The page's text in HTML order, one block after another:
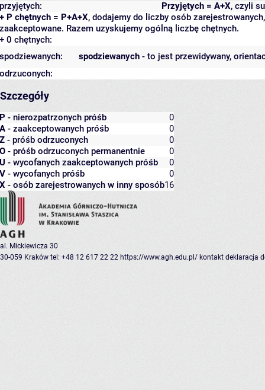
Przyjętych = A+X, czyli
przyjętych:
+ P chętnych = P+A+X, dodajemy do liczby osób
zaakceptowane. Razem uzyskujemy ogólną liczbę chętnych.
+ 0 chętnych:
spodziewanych - to jest przewidywany,
spodziewanych:
odrzuconych:
Szczegóły
P - nierozpatrzonych próśb
0
A - zaakceptowanych próśb
0
Z - próśb odrzuconych
0
O - próśb odrzuconych permanentnie
0
U - wycofanych zaakceptowanych próśb
0
V - wycofanych próśb
0
X - osób zarejestrowanych w inny sposób16
al. Mickiewicza 30
30-059 Kraków tel: +48 12 617 22 22 https://www.agh.edu.pl/ kontakt deklaracja